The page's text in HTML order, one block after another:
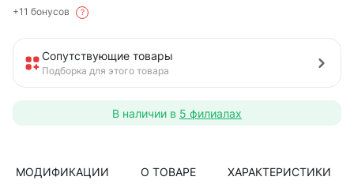
+11 бонусов
?
Сопутствующие товары
Подборка для этого товара
В наличии в 5 филиалах
МОДИФИКАЦИИ О ТОВАРЕ ХАРАКТЕРИСТИКИ